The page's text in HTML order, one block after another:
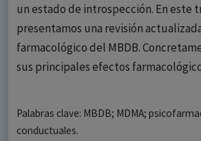
un estado de introspección. En este
presentamos una revisión
farmacológico del MBDB.
sus principales efectos
Palabras clave: MBDB; MDMA;
conductuales.